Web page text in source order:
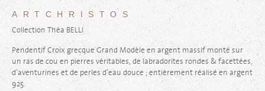
ARTCHRISTOS
Collection Théa BELLI
Pendentif Croix grecque Grand Modèle en argent massif monté sur
un ras de cou en pierres véritables, de labradorites rondes & facettées,
d’aventurines et de perles d’eau douce ; entièrement réalisé en argent
925.